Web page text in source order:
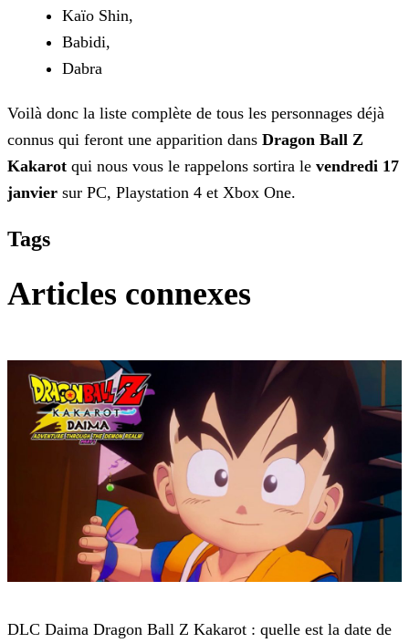
Kaïo Shin,
Babidi,
Dabra
Voilà donc la liste complète de tous les personnages déjà
connus qui feront une apparition dans Dragon Ball Z
Kakarot qui nous vous le rappelons sortira le vendredi 17
janvier sur PC, Playstation 4 et Xbox One.
Tags
Articles connexes
DLC Daima Dragon Ball Z Kakarot : quelle est la date de